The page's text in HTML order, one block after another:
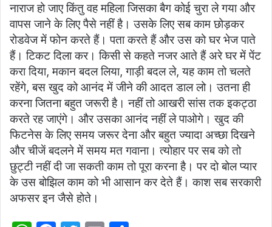
नाराज हो जाए किंतु वह महिला जिसका बैग कोई चुरा ले गया और
वापस जाने के लिए पैसे नहीं है। उसके लिए सब काम छोड़कर
रोडवेज में फोन करते हैं। पता करते हैं और उस को घर भेज पाते
हैं। टिकट दिला कर। किसी से कहते नजर आते हैं अरे घर में पेंट
करा दिया, मकान बदल लिया, गाड़ी बदल ले, यह काम तो चलते
रहेंगे, बस खुद को आनंद में जीने की आदत डाल लो। उतना ही
करना जितना बहुत जरूरी है। नहीं तो आखरी सांस तक इकट्ठा
करते रह जाएंगे। और उसका आनंद नहीं ले पाओगे। खुद की
फिटनेस के लिए समय जरूर देना और बहुत ज्यादा अच्छा दिखने
और चीजें बदलने में समय मत गवाना। त्योहार पर सब को तो
छुट्टी नहीं दी जा सकती काम तो पूरा करना है। पर दो बोल प्यार
के उस बोझिल काम को भी आसान कर देते हैं। काश सब सरकारी
अफसर इन जैसे होते।